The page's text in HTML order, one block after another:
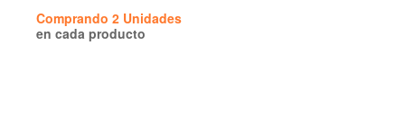
Comprando 2 Unidades
en cada producto